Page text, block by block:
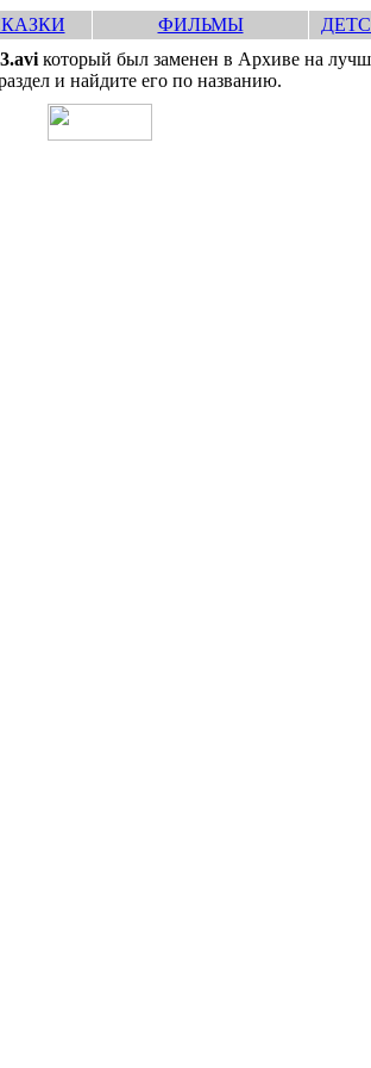
ФИЛЬМЫ
который был заменен в Архиве на
и найдите его по названию.